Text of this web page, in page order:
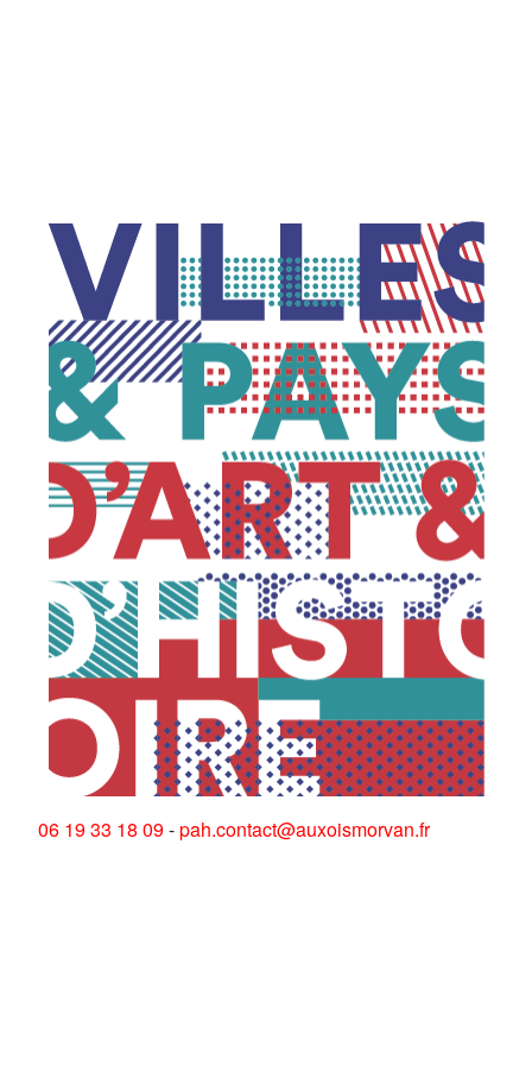
06 19 33 18 09-pah.contact@auxoismorvan.fr